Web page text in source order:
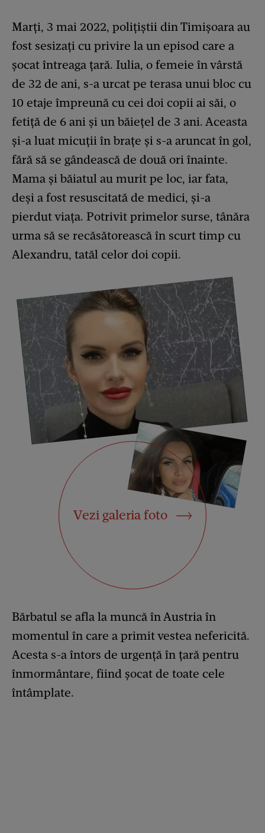
Marți, 3 mai 2022, polițiștii din Timișoara au
fost sesizați cu privire la un episod care a
șocat întreaga țară. Iulia, o femeie în vârstă
de 32 de ani, s-a urcat pe terasa unui bloc cu
10 etaje împreună cu cei doi copii ai săi, o
fetiță de 6 ani și un băiețel de 3 ani. Aceasta
și-a luat micuții în brațe și s-a aruncat în gol,
fără să se gândească de două ori înainte.
Mama și băiatul au murit pe loc, iar fata,
deși a fost resuscitată de medici, și-a
pierdut viața. Potrivit primelor surse, tânăra
urma să se recăsătorească în scurt timp cu
Alexandru, tatăl celor doi copii.
Vezi galeria foto
Bărbatul se afla la muncă în Austria în
momentul în care a primit vestea nefericită.
Acesta s-a întors de urgență în țară pentru
înmormântare, fiind șocat de toate cele
întâmplate.